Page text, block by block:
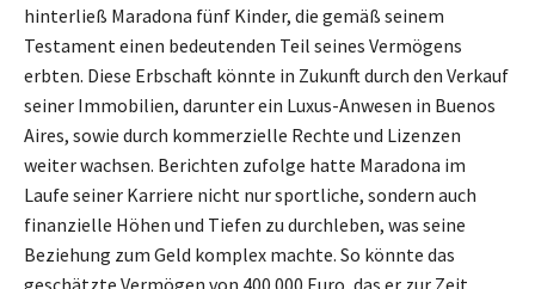
hinterließ Maradona fünf Kinder, die gemäß seinem
Testament einen bedeutenden Teil seines Vermögens
erbten. Diese Erbschaft könnte in Zukunft durch den Verkauf
seiner Immobilien, darunter ein Luxus-Anwesen in Buenos
Aires, sowie durch kommerzielle Rechte und Lizenzen
weiter wachsen. Berichten zufolge hatte Maradona im
Laufe seiner Karriere nicht nur sportliche, sondern auch
finanzielle Höhen und Tiefen zu durchleben, was seine
Beziehung zum Geld komplex machte. So könnte das